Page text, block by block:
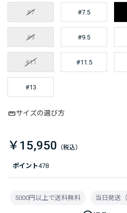
ポイント478
#7 #7.5
#9 #9.5
#11 #11.5
#13
サイズの選び方
￥15,950
5000円以上で送料無料 当日発送